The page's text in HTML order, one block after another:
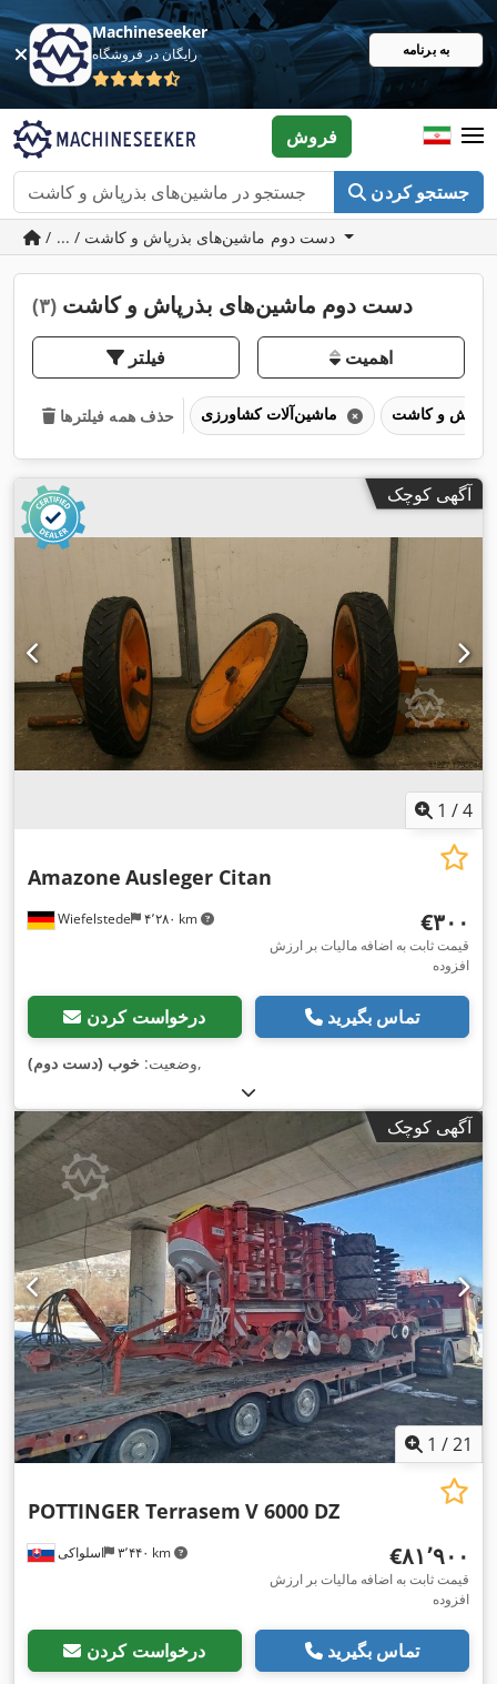
Machineseeker
رایگان در فروشگاه به برنامه
جستجو کردن
فروش
دست دوم ماشین‌های بذرپاش و کاشت (۳)
فیلتر اهمیت
حذف همه فیلترها
آگهی کوچک
1 /4
Wiefelstede ۴٬۲۸۰ km
Amazone Ausleger Citan
‎€۳۰۰
قیمت ثابت به اضافه مالیات بر ارزش
افزوده
درخواست کردن تماس بگیرید
وضعیت: خوب (دست دوم) ,
آگهی کوچک
1 /21
اسلواکی ۳٬۴۴۰ km
POTTINGER Terrasem V 6000 DZ
‎€۸۱٬۹۰۰
قیمت ثابت به اضافه مالیات بر ارزش
افزوده
درخواست کردن تماس بگیرید